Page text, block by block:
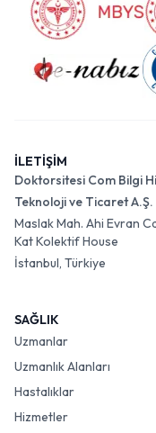
İLETİŞİM
Doktorsitesi Com Bilgi
Teknoloji ve Ticaret A.Ş.
Maslak Mah. Ahi Evran
Kat Kolektif House
İstanbul, Türkiye
SAĞLIK
Uzmanlar
Uzmanlık Alanları
Hastalıklar
Hizmetler